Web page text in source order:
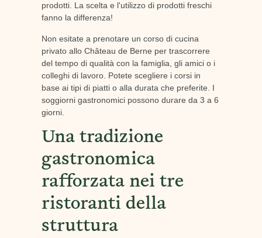
prodotti. La scelta e l'utilizzo di prodotti freschi
fanno la differenza!
Non esitate a prenotare un corso di cucina
privato allo Château de Berne per trascorrere
del tempo di qualità con la famiglia, gli amici o i
colleghi di lavoro. Potete scegliere i corsi in
base ai tipi di piatti o alla durata che preferite. I
soggiorni gastronomici possono durare da 3 a 6
giorni.
Una tradizione
gastronomica
rafforzata nei tre
ristoranti della
struttura